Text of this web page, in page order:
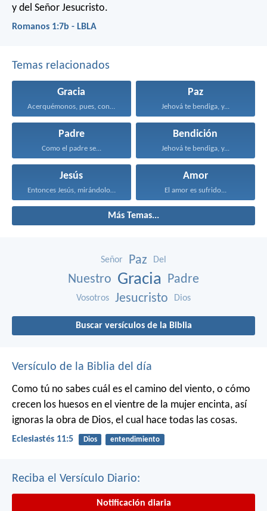
y del Señor Jesucristo.
Romanos 1:7b - LBLA
Temas relacionados
Gracia
Acerquémonos, pues, confiadamente al...
Paz
Jehová te bendiga, y...
Padre
Como el padre se...
Bendición
Jehová te bendiga, y...
Jesús
Entonces Jesús, mirándolos, dijo...
Amor
El amor es sufrido...
Más Temas...
Señor Paz Del
Nuestro Gracia Padre
Vosotros Jesucristo Dios
Buscar versículos de la Biblia
Versículo de la Biblia del día
Como tú no sabes cuál es el camino del viento, o cómo
crecen los huesos en el vientre de la mujer encinta, así
ignoras la obra de Dios, el cual hace todas las cosas.
Eclesiastés 11:5 Dios entendimiento
Reciba el Versículo Diario:
Notificación diaria